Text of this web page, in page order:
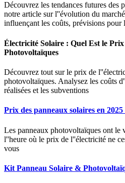
Découvrez les tendances futures des
notre article sur l''évolution du
influençant les coûts, prévisions pour
Électricité Solaire : Quel Est le Prix
Photovoltaïques
Découvrez tout sur le prix de
photovoltaïques. Analysez les coûts
réalisées et les subventions
Prix des panneaux solaires en
Les panneaux photovoltaïques ont le
l''heure où le prix de l''électricité ne
vous
Kit Panneau Solaire &